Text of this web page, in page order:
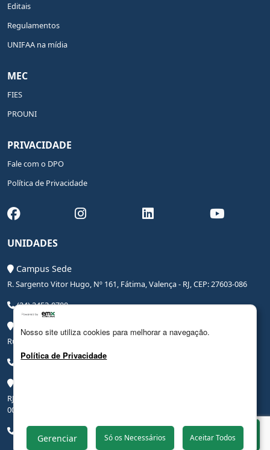
Editais
Regulamentos
UNIFAA na mídia
MEC
FIES
PROUNI
PRIVACIDADE
Fale com o DPO
Política de Privacidade
UNIDADES
Campus Sede
R. Sargento Vitor Hugo, Nº 161, Fátima, Valença - RJ, CEP: 27603-086
(24) 2453-0700
Rua Coronel Leite Pinto, Nº 20, Centro, Valença - RJ, CEP: 27600-000
(24) 3206-0090
RJ-145, Rodovia Benjamin Ielpo, Nº 20510, Valença - RJ, CEP: 27600-
000
(24) 2453-0700
Whatsapp
Nosso site utiliza cookies para melhorar a navegação.
Política de Privacidade
Gerenciar Só os Necessários Aceitar Todos